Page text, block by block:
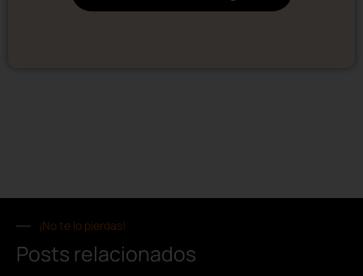
¡No te lo pierdas!
Posts relacionados